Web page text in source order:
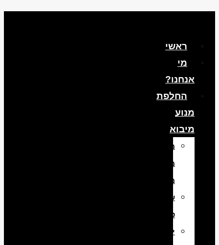
ראשי
מי
אנחנו?
החלפת
מנוע
מיבוא
מנועים
משומשים
מיבוא
שיפוץ
טורבו
יבוא